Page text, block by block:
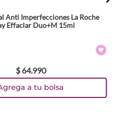
Anti Imperfecciones La Roche
Effaclar Duo+M 15ml
$ 64.990
a tu bolsa